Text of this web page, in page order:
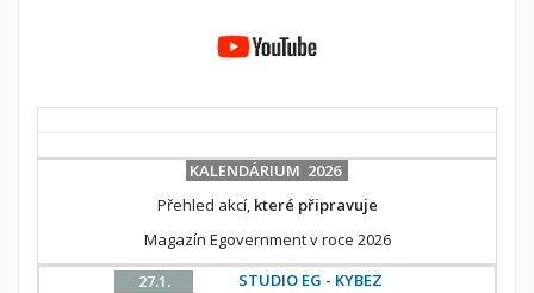
KALENDÁRIUM 2026
Přehled akcí, které připravuje
Magazín Egovernment v roce 2026
27.1.
STUDIO EG - KYBEZ